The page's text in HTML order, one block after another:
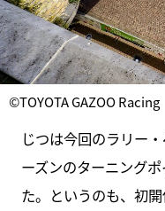
©TOYOTA GAZOO Racing
じつは今回のラリー
ーズンのターニング
た。というのも、初